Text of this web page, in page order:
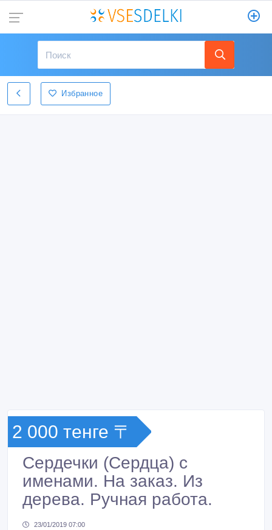
Избранное
2 000 тенге 〒
Сердечки (Сердца) с
именами. На заказ. Из
дерева. Ручная работа.
23/01/2019 07:00